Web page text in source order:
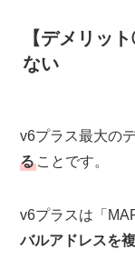
【デメリッ
ない
v6プラス最大の
る ことです。
v6プラスは「
バルアドレスを